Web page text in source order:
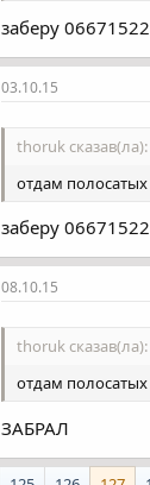
заберу
03.10.15
thoruk сказав(ла):
отдам
заберу
08.10.15
thoruk сказав(ла):
отдам
ЗАБРАЛ